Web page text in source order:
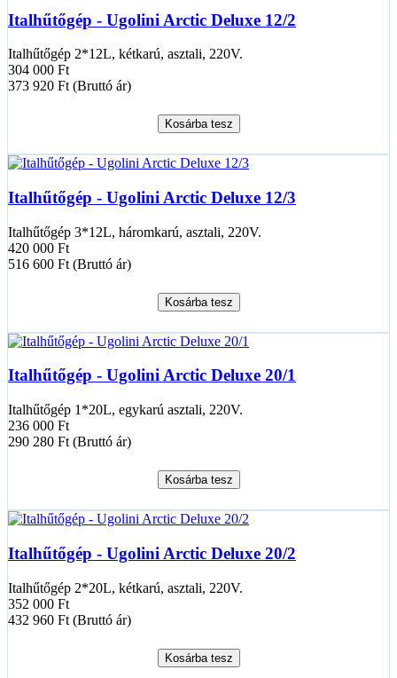
Italhűtőgép - Ugolini Arctic Deluxe 12/2
Italhűtőgép 2*12L, kétkarú, asztali, 220V.
304 000 Ft
373 920 Ft (Bruttó ár)
Kosárba tesz
Italhűtőgép - Ugolini Arctic Deluxe 12/3
Italhűtőgép 3*12L, háromkarú, asztali, 220V.
420 000 Ft
516 600 Ft (Bruttó ár)
Kosárba tesz
Italhűtőgép - Ugolini Arctic Deluxe 20/1
Italhűtőgép 1*20L, egykarú asztali, 220V.
236 000 Ft
290 280 Ft (Bruttó ár)
Kosárba tesz
Italhűtőgép - Ugolini Arctic Deluxe 20/2
Italhűtőgép 2*20L, kétkarú, asztali, 220V.
352 000 Ft
432 960 Ft (Bruttó ár)
Kosárba tesz